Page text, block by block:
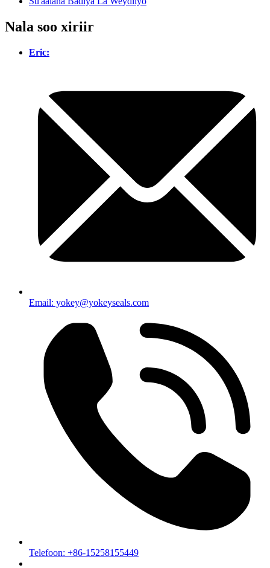
Nala soo xiriir
Eric:
Email: yokey@yokeyseals.com
Telefoon: +86-15258155449